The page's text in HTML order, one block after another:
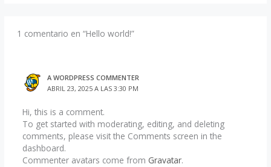
1 comentario en “Hello world!”
A WORDPRESS COMMENTER
ABRIL 23, 2025 A LAS 3:30 PM
Hi, this is a comment.
To get started with moderating, editing, and deleting
comments, please visit the Comments screen in the
dashboard.
Commenter avatars come from Gravatar.